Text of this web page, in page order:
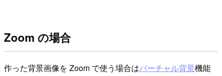
Zoom の場合
作った背景画像を Zoom で使う場合はバーチャル背景機能